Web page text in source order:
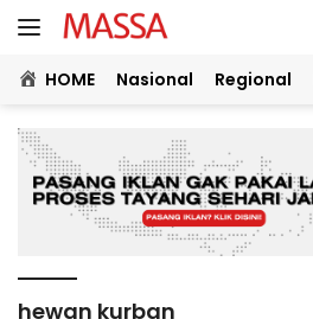
Langsung
ke
konten
HOME Nasional Regional
hewan kurban